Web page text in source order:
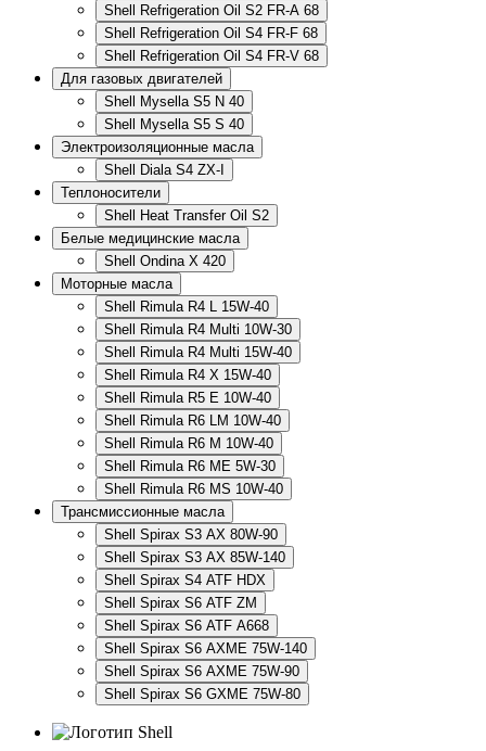
Shell Refrigeration Oil S2 FR-A 68
Shell Refrigeration Oil S4 FR-F 68
Shell Refrigeration Oil S4 FR-V 68
Для газовых двигателей
Shell Mysella S5 N 40
Shell Mysella S5 S 40
Электроизоляционные масла
Shell Diala S4 ZX-I
Теплоносители
Shell Heat Transfer Oil S2
Белые медицинские масла
Shell Ondina X 420
Моторные масла
Shell Rimula R4 L 15W-40
Shell Rimula R4 Multi 10W-30
Shell Rimula R4 Multi 15W-40
Shell Rimula R4 X 15W-40
Shell Rimula R5 E 10W-40
Shell Rimula R6 LM 10W-40
Shell Rimula R6 M 10W-40
Shell Rimula R6 ME 5W-30
Shell Rimula R6 MS 10W-40
Трансмиссионные масла
Shell Spirax S3 AX 80W-90
Shell Spirax S3 AX 85W-140
Shell Spirax S4 ATF HDX
Shell Spirax S6 ATF ZM
Shell Spirax S6 ATF А668
Shell Spirax S6 AXME 75W-140
Shell Spirax S6 AXME 75W-90
Shell Spirax S6 GXME 75W-80